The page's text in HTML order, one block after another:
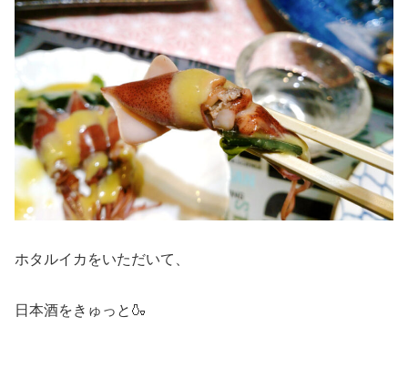
ホタルイカをいただいて、
日本酒をきゅっと🍶